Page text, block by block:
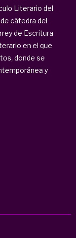
Literario del
cátedra del
de Escritura
en el que
donde se
y